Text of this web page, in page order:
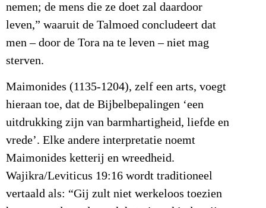
nemen; de mens die ze doet zal daardoor
leven,” waaruit de Talmoed concludeert dat
men – door de Tora na te leven – niet mag
sterven.
Maimonides (1135-1204), zelf een arts, voegt
hieraan toe, dat de Bijbelbepalingen ‘een
uitdrukking zijn van barmhartigheid, liefde en
vrede’. Elke andere interpretatie noemt
Maimonides ketterij en wreedheid.
Wajikra/Leviticus 19:16 wordt traditioneel
vertaald als: “Gij zult niet werkeloos toezien